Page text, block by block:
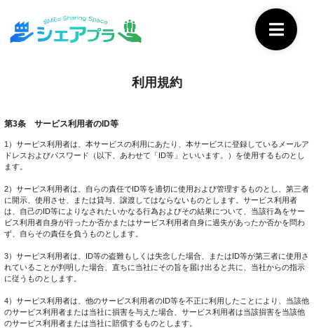
利用規約
第3条 サービス利用者のID等
1）サービス利用者は、本サービスの利用にあたり、本サービスに登録しているメールア
ドレスおよびパスワード（以下、あわせて「ID等」といいます。）を使用するものとし
ます。
2）サービス利用者は、自らの責任でID等を適切に使用および管理するものとし、第三者
に開示、使用させ、または貸与、譲渡してはならないものとします。サービス利用者
は、自己のID等によりなされたいかなる行為およびその結果について、当該行為をサー
ビス利用者自身が行ったか否かまたはサービス利用者自身に過失があったか否かを問わ
ず、自らその責任を負うものとします。
3）サービス利用者は、ID等の盗難もしくは失念した場合、またはID等が第三者に使用さ
れていることが判明した場合、直ちに当社にその旨を届け出ると共に、当社からの指示
に従うものとします。
4）サービス利用者は、他のサービス利用者のID等を不正に利用したことにより、当該他
のサービス利用者または当社に損害を与えた場合、サービス利用者は当該損害を当該他
のサービス利用者または当社に賠償するものとします。